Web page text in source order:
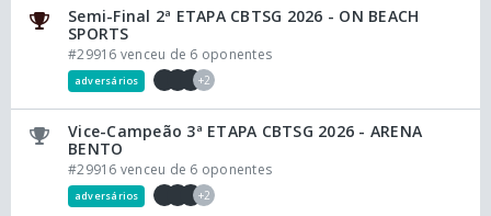
Semi-Final 2ª ETAPA CBTSG 2026 - ON BEACH
SPORTS
#29916 venceu de 6 oponentes
adversários +2
Vice-Campeão 3ª ETAPA CBTSG 2026 - ARENA
BENTO
#29916 venceu de 6 oponentes
adversários +2